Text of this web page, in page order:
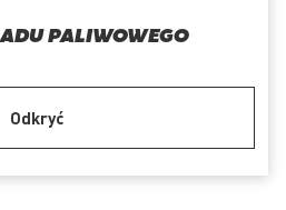
PALIWOWEGO
Odkryć